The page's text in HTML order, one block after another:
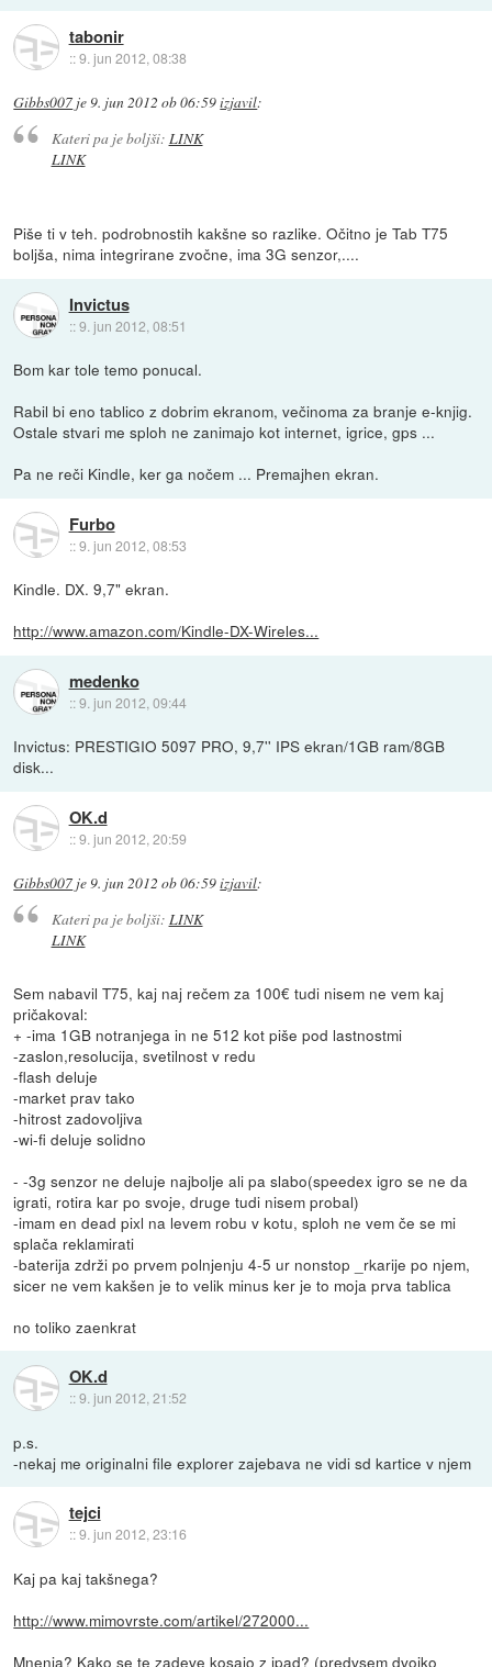
tabonir
::9. jun 2012, 08:38
Gibbs007 je9. jun 2012 ob 06:59izjavil:
Kateri pa je boljši: LINK
LINK
Piše ti v teh. podrobnostih kakšne so razlike. Očitno je Tab T75
boljša, nima integrirane zvočne, ima 3G senzor,....
Invictus
::9. jun 2012, 08:51
Bom kar tole temo ponucal.
Rabil bi eno tablico z dobrim ekranom, večinoma za branje e-knjig.
Ostale stvari me sploh ne zanimajo kot internet, igrice, gps ...
Pa ne reči Kindle, ker ga nočem ... Premajhen ekran.
Furbo
::9. jun 2012, 08:53
Kindle. DX. 9,7" ekran.
http://www.amazon.com/Kindle-DX-Wireles...
medenko
::9. jun 2012, 09:44
Invictus: PRESTIGIO 5097 PRO, 9,7'' IPS ekran/1GB ram/8GB
disk...
OK.d
::9. jun 2012, 20:59
Gibbs007 je 9. jun 2012 ob 06:59izjavil:
Kateri pa je boljši: LINK
LINK
Sem nabavil T75, kaj naj rečem za 100€ tudi nisem ne vem kaj
pričakoval:
+ -ima 1GB notranjega in ne 512 kot piše pod lastnostmi
-zaslon,resolucija, svetilnost v redu
-flash deluje
-market prav tako
-hitrost zadovoljiva
-wi-fi deluje solidno
- -3g senzor ne deluje najbolje ali pa slabo(speedex igro se ne da
igrati, rotira kar po svoje, druge tudi nisem probal)
-imam en dead pixl na levem robu v kotu, sploh ne vem če se mi
splača reklamirati
-baterija zdrži po prvem polnjenju 4-5 ur nonstop _rkarije po njem,
sicer ne vem kakšen je to velik minus ker je to moja prva tablica
no toliko zaenkrat
OK.d
::9. jun 2012, 21:52
p.s.
-nekaj me originalni file explorer zajebava ne vidi sd kartice v njem
tejci
::9. jun 2012, 23:16
Kaj pa kaj takšnega?
http://www.mimovrste.com/artikel/272000...
Mnenja? Kako se te zadeve kosajo z ipad? (predvsem dvojko